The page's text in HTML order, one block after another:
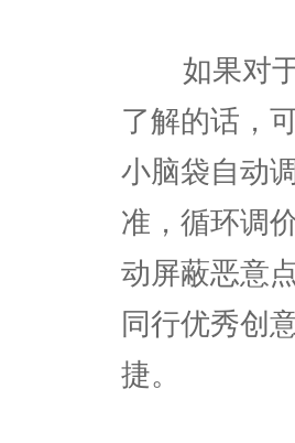
如果对于
了解的话，
小脑袋自动
准，循环调
动屏蔽恶意
同行优秀创
捷。